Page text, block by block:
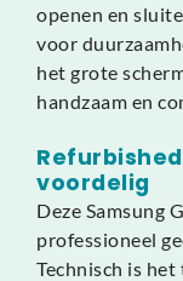
openen en
voor
het grote
handzaam en
voordelig
Deze Samsung
professioneel
Technisch is